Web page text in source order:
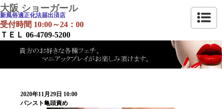
大阪 ショーガール
新風俗適正化法届出済店
受付時間 10:00～24：00
ＴＥＬ 06-4709-5200
2020年11月29日 10:00
パンスト亀頭責め